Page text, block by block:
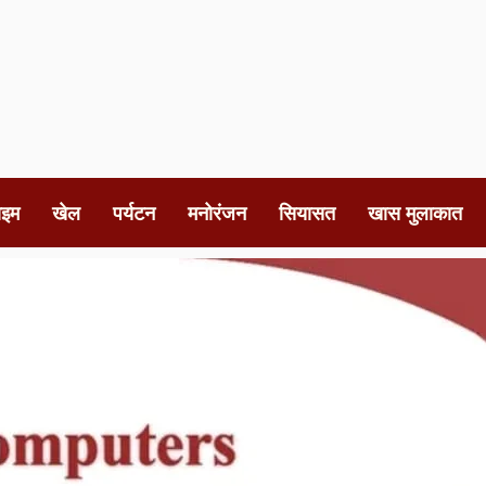
खेल पर्यटन मनोरंजन सियासत खास मुलाकात